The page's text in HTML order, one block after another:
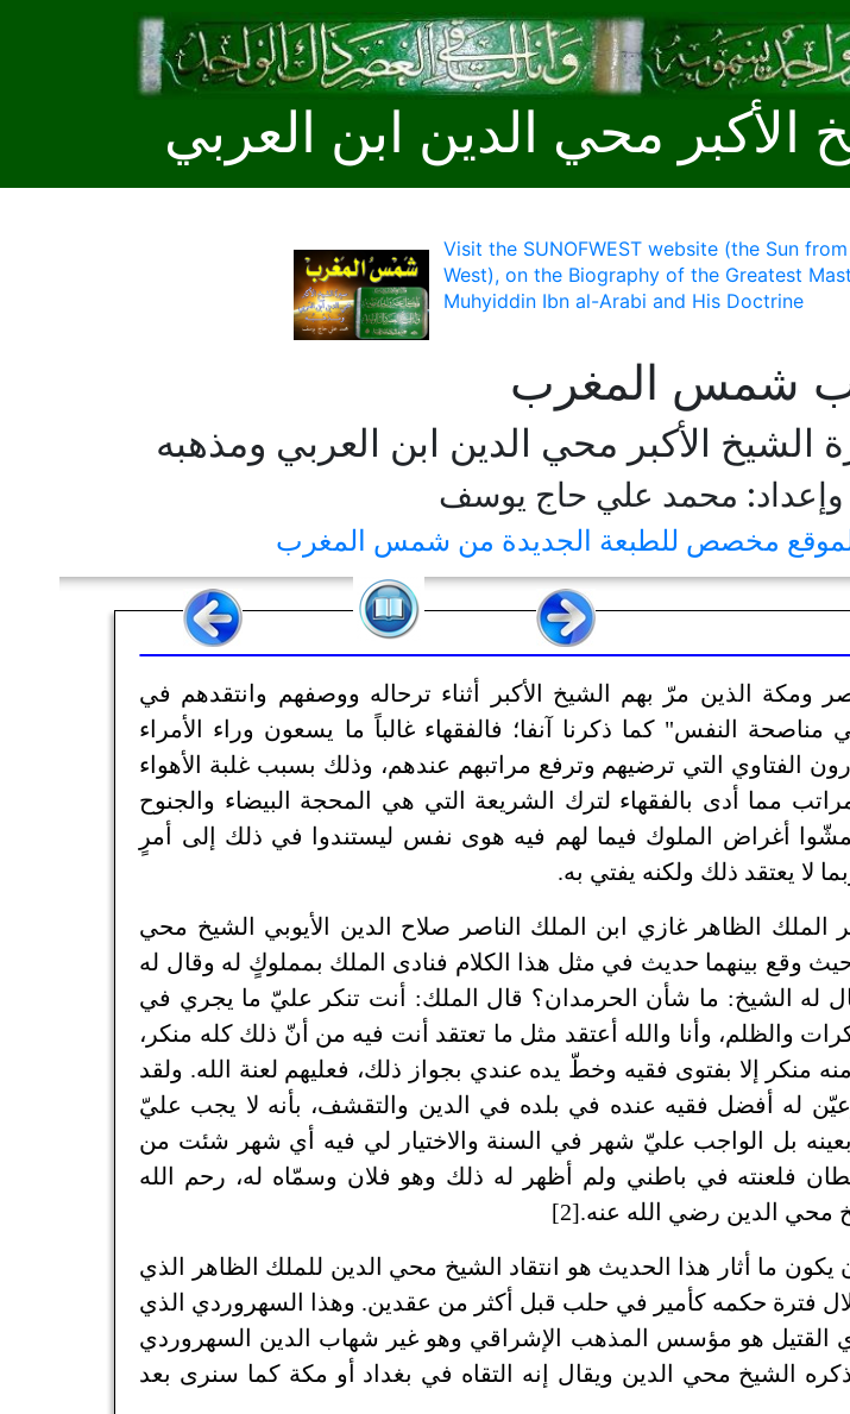
الأكبر محي الدين ابن العربي
Visit the SUNOFWEST website (the Sun
West), on the Biography of the Greatest
Muhyiddin Ibn al-Arabi and His Doctrine
شمس المغرب
الشيخ الأكبر محي الدين ابن العربي ومذهبه
محمد علي حاج يوسف
مخصص للطبعة الجديدة من شمس المغرب
ومكة الذين مرّ بهم الشيخ الأكبر أثناء ترحاله ووصفهم وانتقدهم في
النفس" كما ذكرنا آنفا؛ فالفقهاء غالباً ما يسعون وراء الأمراء
الفتاوي التي ترضيهم وترفع مراتبهم عندهم، وذلك بسبب غلبة الأهواء
مما أدى بالفقهاء لترك الشريعة التي هي المحجة البيضاء والجنوح
ليمشّوا أغراض الملوك فيما لهم فيه هوى نفس ليستندوا في ذلك إلى أمرٍ
لا يعتقد ذلك ولكنه يفتي به.
الظاهر غازي ابن الملك الناصر صلاح الدين الأيوبي الشيخ محي
حيث وقع بينهما حديث في مثل هذا الكلام فنادى الملك بمملوكٍ له وقال له
فقال له الشيخ: ما شأن الحرمدان؟ قال الملك: أنت تنكر عليّ ما يجري في
والظلم، وأنا والله أعتقد مثل ما تعتقد أنت فيه من أنّ ذلك كله منكر،
منكر إلا بفتوى فقيه وخطّ يده عندي بجواز ذلك، فعليهم لعنة الله. ولقد
وعيّن له أفضل فقيه عنده في بلده في الدين والتقشف، بأنه لا يجب عليّ
بل الواجب عليّ شهر في السنة والاختيار لي فيه أي شهر شئت من
فلعنته في باطني ولم أظهر له ذلك وهو فلان وسمّاه له، رحم الله
محي الدين رضي الله عنه.[2]
ما أثار هذا الحديث هو انتقاد الشيخ محي الدين للملك الظاهر الذي
فترة حكمه كأمير في حلب قبل أكثر من عقدين. وهذا السهروردي الذي
القتيل هو مؤسس المذهب الإشراقي وهو غير شهاب الدين السهروردي
الشيخ محي الدين ويقال إنه التقاه في بغداد أو مكة كما سنرى بعد